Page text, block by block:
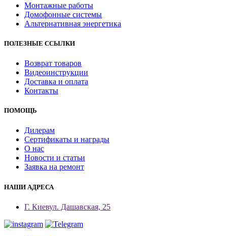
Монтажные работы
Домофонные системы
Альтернативная энергетика
ПОЛЕЗНЫЕ ССЫЛКИ
Возврат товаров
Видеоинструкции
Доставка и оплата
Контакты
ПОМОЩЬ
Дилерам
Сертификаты и награды
О нас
Новости и статьи
Заявка на ремонт
НАШИ АДРЕСА
Г. Киевул. Дашавская, 25